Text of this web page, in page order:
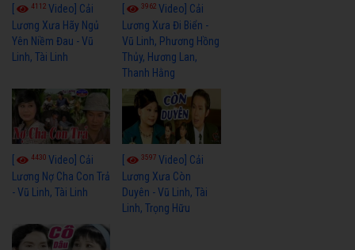
4112 Video] Cải
Lương Xưa Hãy Ngủ
Yên Niềm Đau - Vũ
Linh, Tài Linh
3962Video] Cải
Lương Xưa Đi Biển -
Vũ Linh, Phương Hồng
Thủy, Hương Lan,
Thanh Hằng
4430 Video] Cải
Lương Nợ Cha Con Trả
- Vũ Linh, Tài Linh
3597Video] Cải
Lương Xưa Còn
Duyên - Vũ Linh, Tài
Linh, Trọng Hữu